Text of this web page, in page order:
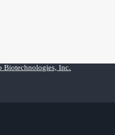
Biotechnologies, Inc.